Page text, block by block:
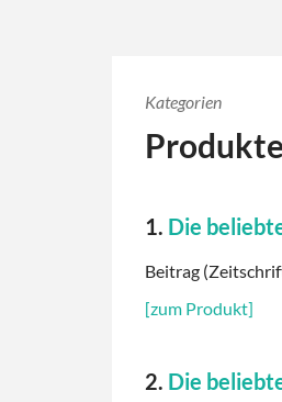
Kategorien
1. Die
Beitrag
[zum Produkt]
2. Die